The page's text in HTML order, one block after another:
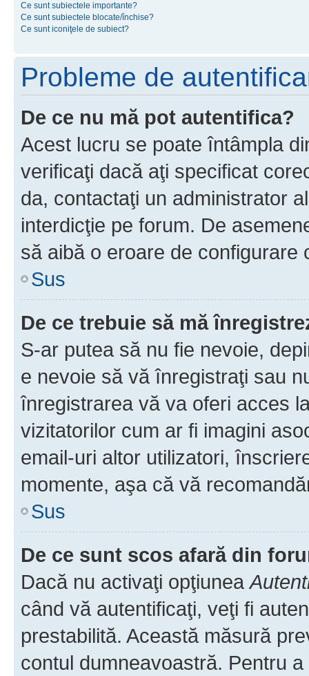
Ce sunt subiectele importante?
Ce sunt subiectele blocate/închise?
Ce sunt iconiţele de subiect?
Probleme de
De ce nu mă pot autentifica?
Acest lucru se poate întâmpla
verificaţi dacă aţi specificat
da, contactaţi un administrator
interdicţie pe forum. De
să aibă o eroare de configurare
Sus
De ce trebuie să mă
S-ar putea să nu fie nevoie,
e nevoie să vă înregistraţi sau
înregistrarea vă va oferi acces
vizitatorilor cum ar fi imagini
email-uri altor utilizatori,
momente, aşa că vă
Sus
De ce sunt scos afară din
Dacă nu activaţi opţiunea
când vă autentificaţi, veţi fi
prestabilită. Această măsură
contul dumneavoastră. Pentru